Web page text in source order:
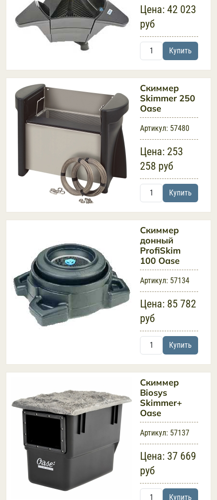
Цена: 42 023
руб
Купить
Скиммер
Skimmer 250
Oase
Артикул: 57480
Цена: 253
258 руб
Купить
Скиммер
донный
ProfiSkim
100 Oase
Артикул: 57134
Цена: 85 782
руб
Купить
Скиммер
Biosys
Skimmer+
Oase
Артикул: 57137
Цена: 37 669
руб
Купить